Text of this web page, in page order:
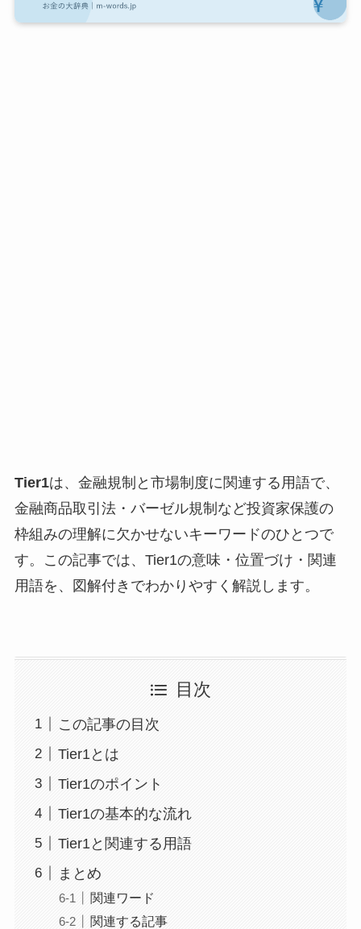
Tier1は、金融規制と市場制度に関連する用語で、
金融商品取引法・バーゼル規制など投資家保護の
枠組みの理解に欠かせないキーワードのひとつで
す。この記事では、Tier1の意味・位置づけ・関連
用語を、図解付きでわかりやすく解説します。
目次
この記事の目次
Tier1とは
Tier1のポイント
Tier1の基本的な流れ
Tier1と関連する用語
まとめ
関連ワード
関連する記事